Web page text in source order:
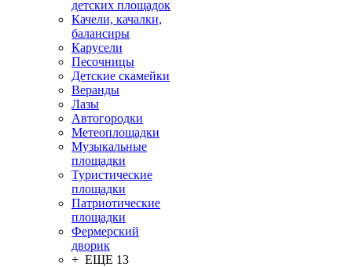
детских площадок
Качели, качалки,
балансиры
Карусели
Песочницы
Детские скамейки
Веранды
Лазы
Автогородки
Метеоплощадки
Музыкальные
площадки
Туристические
площадки
Патриотические
площадки
Фермерский
дворик
+ ЕЩЕ 13